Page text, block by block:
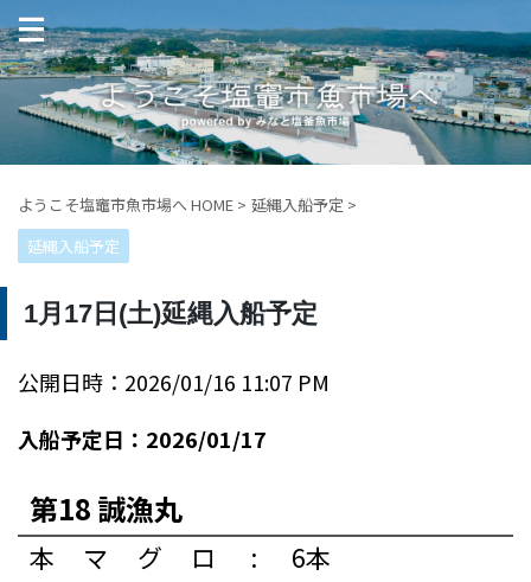
ようこそ塩竈市魚市場へ HOME > 延縄入船予定 >
延縄入船予定
1月17日(土)延縄入船予定
公開日時：2026/01/16 11:07 PM
入船予定日：2026/01/17
第18 誠漁丸
本マグロ :
6本